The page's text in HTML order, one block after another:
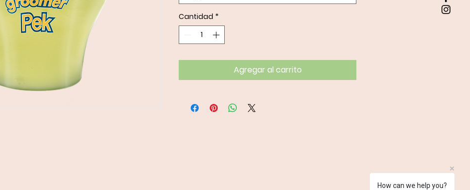
Cantidad *
Agregar al carrito
How can we help you?